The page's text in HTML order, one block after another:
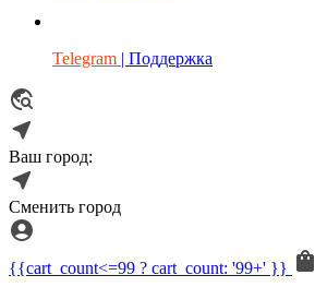
Telegram | Поддержка
Ваш город:
Сменить город
{{cart_count<=99 ? cart_count: '99+' }}